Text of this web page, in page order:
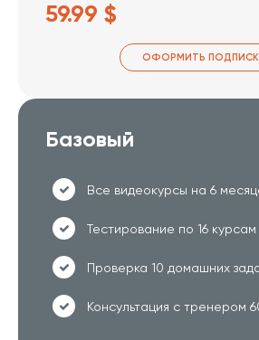
59.99 $
ОФОРМИТЬ
Базовый
Все видеокурсы на 6
Тестирование по 16 курсам
Проверка 10 домашних
Консультация с тренером